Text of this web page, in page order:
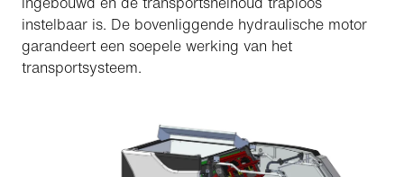
instelbaar is. De bovenliggende hydraulische motor
garandeert een soepele werking van het
transportsysteem.